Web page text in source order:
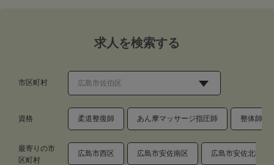
求人を検索する
市区町村
資格 柔道整復師 あん摩マッサージ指圧師 整体師・
最寄りの市
区町村
広島市西区 広島市安佐南区 広島市安佐北区